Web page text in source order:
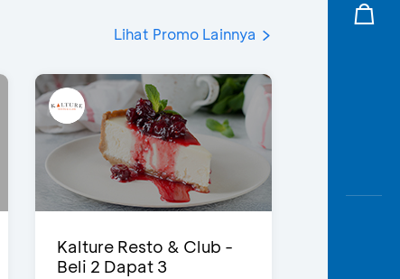
Lihat Promo Lainnya
Kalture Resto & Club -
Beli 2 Dapat 3